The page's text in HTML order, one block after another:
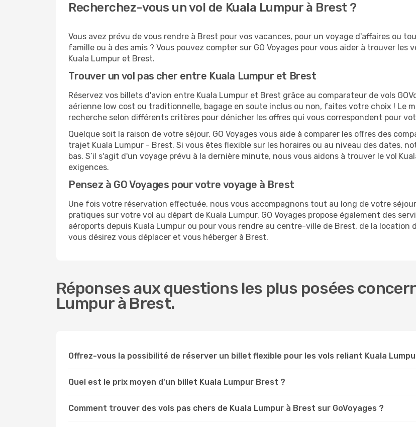
Recherchez-vous un vol de Kuala Lumpur à Brest ?
Vous avez prévu de vous rendre à Brest pour vos vacances, pour un voyage d'affaires ou
famille ou à des amis ? Vous pouvez compter sur GO Voyages pour vous aider à trouver les
Kuala Lumpur et Brest.
Trouver un vol pas cher entre Kuala Lumpur et Brest
Réservez vos billets d'avion entre Kuala Lumpur et Brest grâce au comparateur de vols
aérienne low cost ou traditionnelle, bagage en soute inclus ou non, faites votre choix ! Le
recherche selon différents critères pour dénicher les offres qui vous correspondent pour
Quelque soit la raison de votre séjour, GO Voyages vous aide à comparer les offres des
trajet Kuala Lumpur - Brest. Si vous êtes flexible sur les horaires ou au niveau des dates,
bas. S’il s'agit d'un voyage prévu à la dernière minute, nous vous aidons à trouver le vol
exigences.
Pensez à GO Voyages pour votre voyage à Brest
Une fois votre réservation effectuée, nous vous accompagnons tout au long de votre
pratiques sur votre vol au départ de Kuala Lumpur. GO Voyages propose également des
aéroports depuis Kuala Lumpur ou pour vous rendre au centre-ville de Brest, de la
vous désirez vous déplacer et vous héberger à Brest.
Réponses aux questions les plus posées
Lumpur à Brest.
Offrez-vous la possibilité de réserver un billet flexible pour les vols reliant Kuala
Quel est le prix moyen d'un billet Kuala Lumpur Brest ?
Comment trouver des vols pas chers de Kuala Lumpur à Brest sur GoVoyages ?